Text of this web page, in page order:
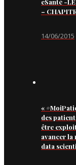
eSanté -
–
14/06/2015
«
des
être
avancer la
data